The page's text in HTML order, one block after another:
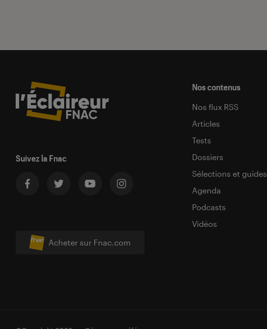
Suivez la Fnac
Acheter sur Fnac.com
Nos contenus
Nos flux RSS
Articles
Tests
Dossiers
Sélections et guides
Agenda
Podcasts
Vidéos